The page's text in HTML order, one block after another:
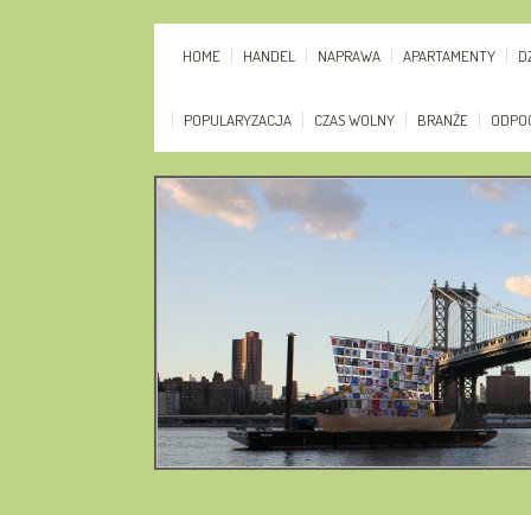
HOME HANDEL NAPRAWA APARTAMENTY
POPULARYZACJA CZAS WOLNY BRANŻE